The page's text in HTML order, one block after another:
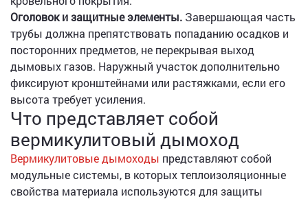
Оголовок и защитные элементы. Завершающая часть
трубы должна препятствовать попаданию осадков и
посторонних предметов, не перекрывая выход
дымовых газов. Наружный участок дополнительно
фиксируют кронштейнами или растяжками, если его
высота требует усиления.
Что представляет собой
вермикулитовый дымоход
Вермикулитовые дымоходы представляют собой
модульные системы, в которых теплоизоляционные
свойства материала используются для защиты